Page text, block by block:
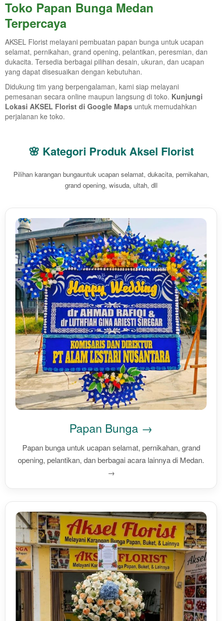
Toko Papan Bunga Medan
Terpercaya
AKSEL Florist melayani pembuatan papan bunga untuk ucapan
selamat, pernikahan, grand opening, pelantikan, peresmian, dan
dukacita. Tersedia berbagai pilihan desain, ukuran, dan ucapan
yang dapat disesuaikan dengan kebutuhan.
Didukung tim yang berpengalaman, kami siap melayani
pemesanan secara online maupun langsung di toko. Kunjungi
Lokasi AKSEL Florist di Google Maps untuk memudahkan
perjalanan ke toko.
🌸 Kategori Produk Aksel Florist
Pilihan karangan bungauntuk ucapan selamat, dukacita, pernikahan,
grand opening, wisuda, ultah, dll
Papan Bunga →
Papan bunga untuk ucapan selamat, pernikahan, grand
opening, pelantikan, dan berbagai acara lainnya di Medan.
→